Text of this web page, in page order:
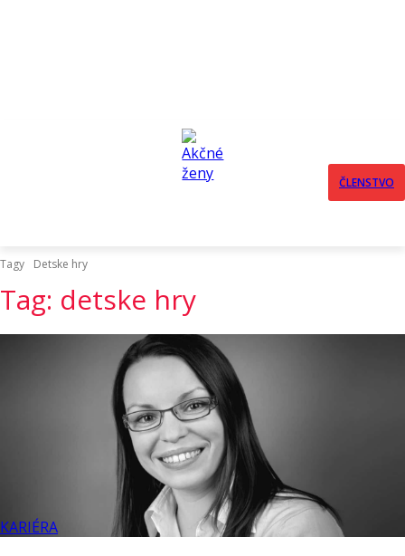
ČLENSTVO
Tagy Detske hry
Tag: detske hry
KARIÉRA